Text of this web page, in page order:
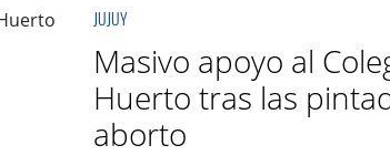
JUJUY
Masivo apoyo al
Huerto tras las
aborto